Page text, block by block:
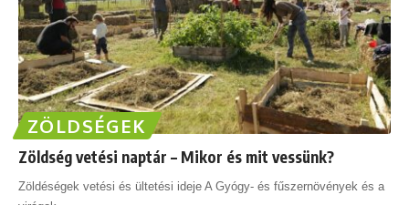
ZÖLDSÉGEK
Zöldség vetési naptár – Mikor és mit vessünk?
Zöldéségek vetési és ültetési ideje A Gyógy- és fűszernövények és a